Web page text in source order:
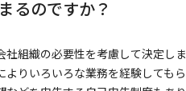
るのですか？
組織の必要性を考慮して決定しま
りいろいろな業務を経験しても